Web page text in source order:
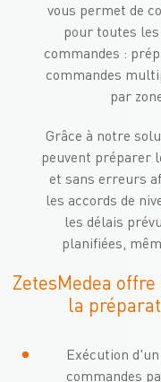
vous permet de
pour toutes
commandes :
commandes
par
Grâce à notre
peuvent préparer
et sans erreurs
les accords de
les délais
planifiées,
ZetesMedea
la
Exécution
commandes